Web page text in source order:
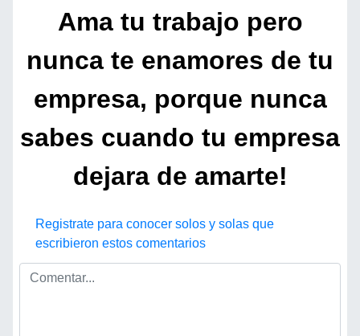
Ama tu trabajo pero
nunca te enamores de tu
empresa, porque nunca
sabes cuando tu empresa
dejara de amarte!
Registrate para conocer solos y solas que
escribieron estos comentarios